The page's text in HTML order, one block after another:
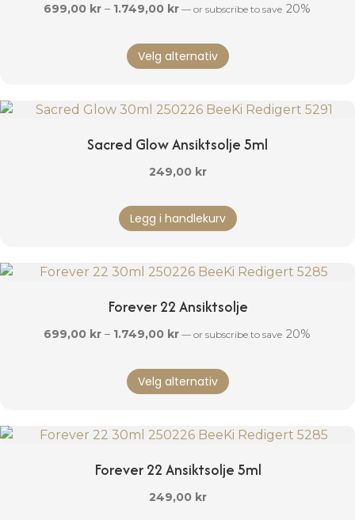
699,00 kr – 1.749,00 krPrisområde:
til
1.749,00 kr
— or subscribe to save 20%
Velg alternativ
produktet
varianter.
kan
Sacred Glow Ansiktsolje 5ml
249,00 kr
Legg i handlekurv
Forever 22 Ansiktsolje
699,00 kr – 1.749,00 krPrisområde:
til
1.749,00 kr
— or subscribe to save 20%
Velg alternativ
produktet
varianter.
kan
Forever 22 Ansiktsolje 5ml
249,00 kr